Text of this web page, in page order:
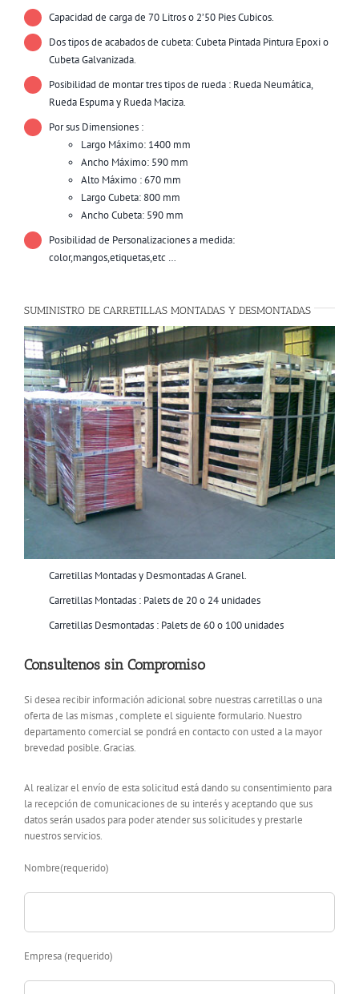
Capacidad de carga de 70 Litros o 2’50 Pies Cubicos.
Dos tipos de acabados de cubeta: Cubeta Pintada Pintura Epoxi o
Cubeta Galvanizada.
Posibilidad de montar tres tipos de rueda : Rueda Neumática,
Rueda Espuma y Rueda Maciza.
Por sus Dimensiones :
Largo Máximo: 1400 mm
Ancho Máximo: 590 mm
Alto Máximo : 670 mm
Largo Cubeta: 800 mm
Ancho Cubeta: 590 mm
Posibilidad de Personalizaciones a medida:
color,mangos,etiquetas,etc …
SUMINISTRO DE CARRETILLAS MONTADAS Y DESMONTADAS
Carretillas Montadas y Desmontadas A Granel.
Carretillas Montadas : Palets de 20 o 24 unidades
Carretillas Desmontadas : Palets de 60 o 100 unidades
Consultenos sin Compromiso
Si desea recibir información adicional sobre nuestras carretillas o una
oferta de las mismas , complete el siguiente formulario. Nuestro
departamento comercial se pondrá en contacto con usted a la mayor
brevedad posible. Gracias.
Al realizar el envío de esta solicitud está dando su consentimiento para
la recepción de comunicaciones de su interés y aceptando que sus
datos serán usados para poder atender sus solicitudes y prestarle
nuestros servicios.
Nombre(requerido)
Empresa (requerido)